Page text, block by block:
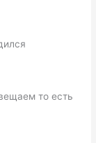
то есть